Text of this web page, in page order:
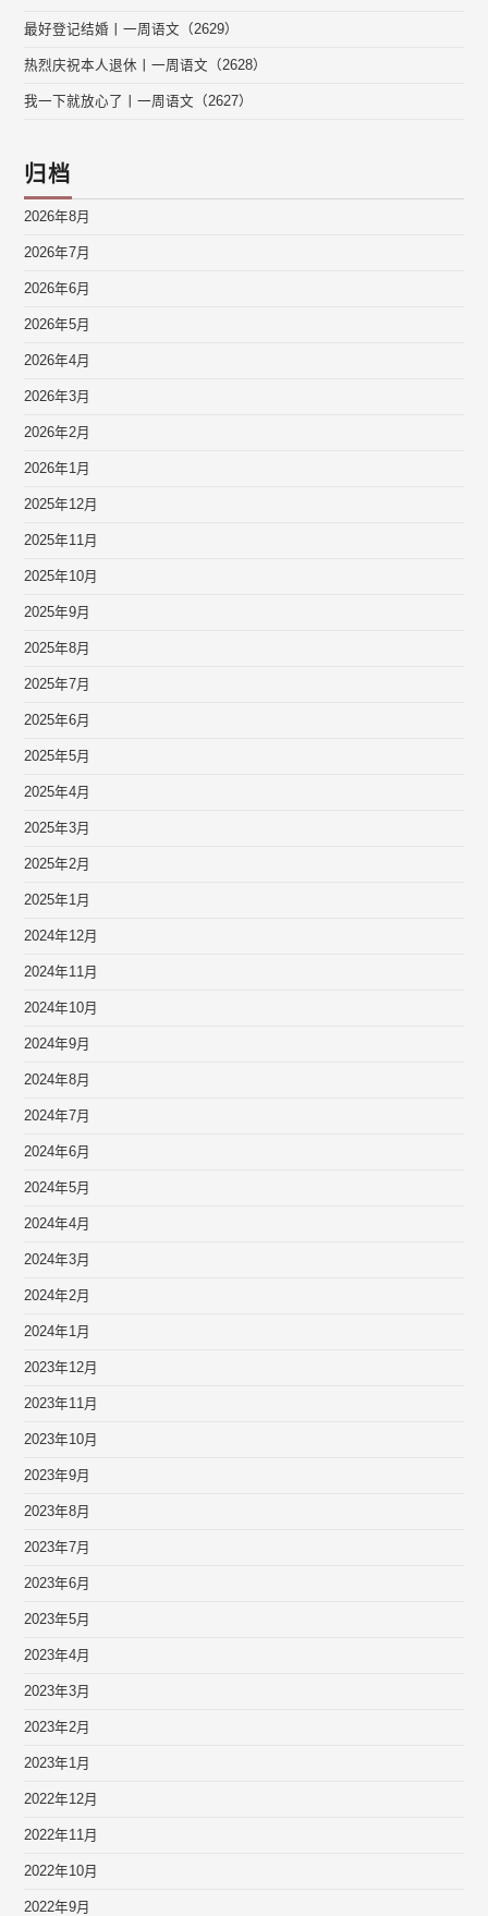
最好登记结婚丨一周语文（2629）
热烈庆祝本人退休丨一周语文（2628）
我一下就放心了丨一周语文（2627）
归档
2026年8月
2026年7月
2026年6月
2026年5月
2026年4月
2026年3月
2026年2月
2026年1月
2025年12月
2025年11月
2025年10月
2025年9月
2025年8月
2025年7月
2025年6月
2025年5月
2025年4月
2025年3月
2025年2月
2025年1月
2024年12月
2024年11月
2024年10月
2024年9月
2024年8月
2024年7月
2024年6月
2024年5月
2024年4月
2024年3月
2024年2月
2024年1月
2023年12月
2023年11月
2023年10月
2023年9月
2023年8月
2023年7月
2023年6月
2023年5月
2023年4月
2023年3月
2023年2月
2023年1月
2022年12月
2022年11月
2022年10月
2022年9月